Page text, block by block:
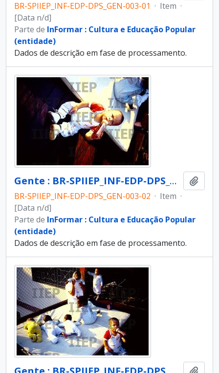
BR-SPIIEP_INF-EDP-DPS_GEN-003-01 · Item ·
[Data n/d]
Parte de InFormar : Cultura e Educação Popular
(entidade)
Dados de descrição em fase de processamento.
Gente : BR-SPIIEP_INF-EDP-DPS_GEN-003-02 [diapositivo]
BR-SPIIEP_INF-EDP-DPS_GEN-003-02 · Item ·
[Data n/d]
Parte de InFormar : Cultura e Educação Popular
(entidade)
Dados de descrição em fase de processamento.